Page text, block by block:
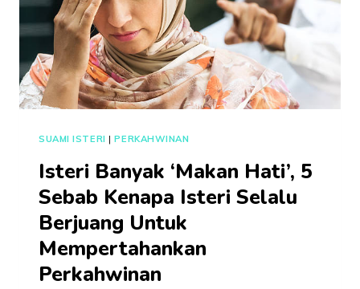
SUAMI ISTERI |PERKAHWINAN
Isteri Banyak ‘Makan Hati’, 5
Sebab Kenapa Isteri Selalu
Berjuang Untuk
Mempertahankan
Perkahwinan